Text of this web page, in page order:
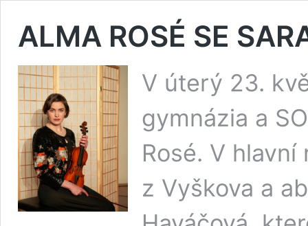
ALMA ROSÉ SE
V úterý 23.
gymnázia a
Rosé. V
z Vyškova a